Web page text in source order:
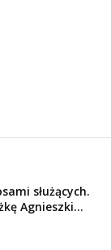
służących.
Agnieszki...